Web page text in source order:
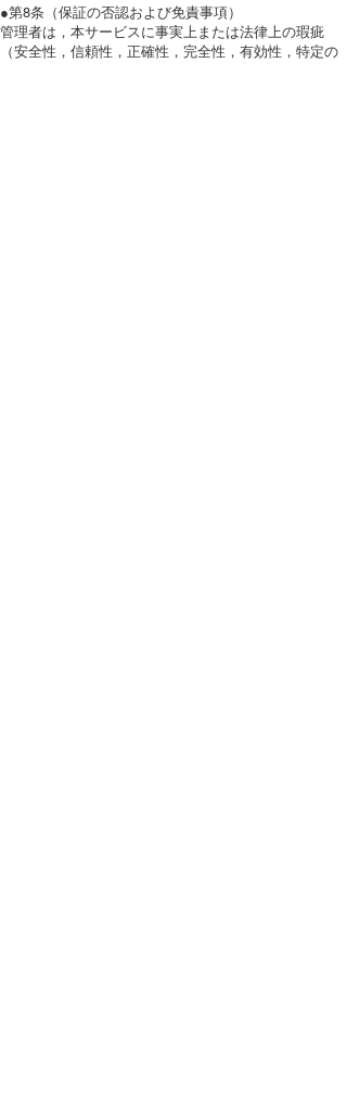
●第8条（保証の否認および免責事項）
管理者は，本サービスに事実上または法律上の瑕疵
（安全性，信頼性，正確性，完全性，有効性，特定の